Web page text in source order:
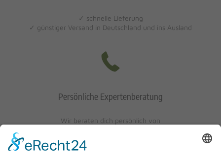
✓ schnelle Lieferung
✓ günstiger Versand in Deutschland und ins Ausland
Persönliche Expertenberatung
Wir beraten dich persönlich von
0621/405401-10